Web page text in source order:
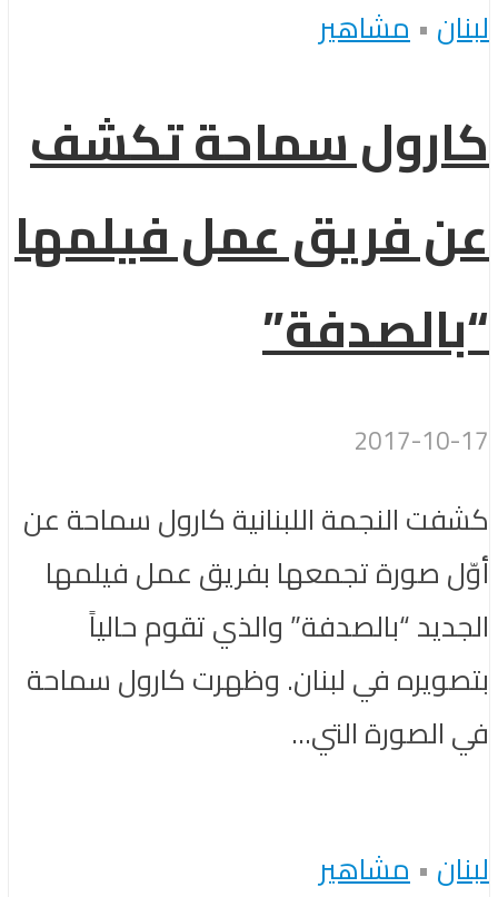
لبنان •مشاهير
كارول سماحة تكشف
عن فريق عمل فيلمها
“بالصدفة”
2017-10-17
كشفت النجمة اللبنانية كارول سماحة عن
أوّل صورة تجمعها بفريق عمل فيلمها
الجديد “بالصدفة” والذي تقوم حالياً
بتصويره في لبنان. وظهرت كارول سماحة
في الصورة التي...
لبنان •مشاهير